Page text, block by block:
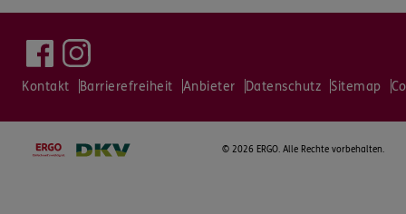
Kontakt Barrierefreiheit Anbieter Datenschutz Sitemap
© 2026 ERGO. Alle Rechte vorbehalten.